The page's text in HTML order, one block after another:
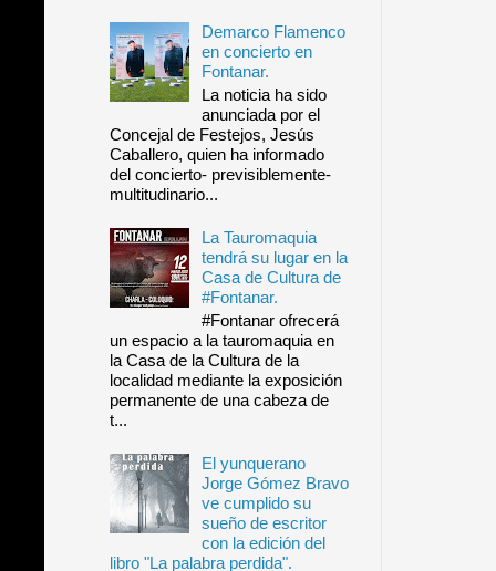
Demarco Flamenco
en concierto en
Fontanar.
La noticia ha sido
anunciada por el
Concejal de Festejos, Jesús
Caballero, quien ha informado
del concierto- previsiblemente-
multitudinario...
La Tauromaquia
tendrá su lugar en la
Casa de Cultura de
#Fontanar.
#Fontanar ofrecerá
un espacio a la tauromaquia en
la Casa de la Cultura de la
localidad mediante la exposición
permanente de una cabeza de
t...
El yunquerano
Jorge Gómez Bravo
ve cumplido su
sueño de escritor
con la edición del
libro "La palabra perdida".